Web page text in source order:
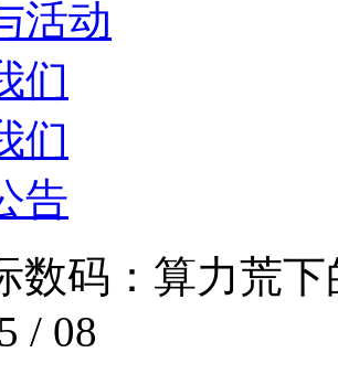
活动
们
们
告
码：算力荒
/ 08